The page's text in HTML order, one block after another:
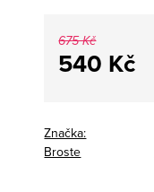
675 Kč
540 Kč
Značka:
Broste